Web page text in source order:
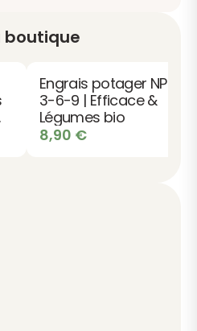
boutique
Engrais potager NPK
3-6-9 | Efficace &
Légumes bio
8,90 €